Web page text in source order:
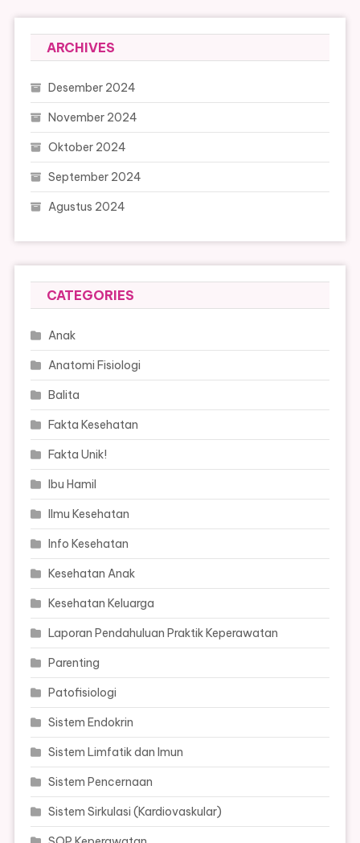
ARCHIVES
Desember 2024
November 2024
Oktober 2024
September 2024
Agustus 2024
CATEGORIES
Anak
Anatomi Fisiologi
Balita
Fakta Kesehatan
Fakta Unik!
Ibu Hamil
Ilmu Kesehatan
Info Kesehatan
Kesehatan Anak
Kesehatan Keluarga
Laporan Pendahuluan Praktik Keperawatan
Parenting
Patofisiologi
Sistem Endokrin
Sistem Limfatik dan Imun
Sistem Pencernaan
Sistem Sirkulasi (Kardiovaskular)